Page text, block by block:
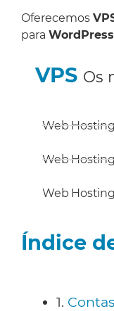
Oferecemos
para WordPress
VPS Os
Web
Web
Web
Índice
1.